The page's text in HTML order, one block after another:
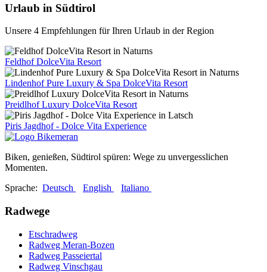
Urlaub in Südtirol
Unsere 4 Empfehlungen für Ihren Urlaub in der Region
Feldhof DolceVita Resort
Lindenhof Pure Luxury & Spa DolceVita Resort
Preidlhof Luxury DolceVita Resort
Piris Jagdhof - Dolce Vita Experience
Biken, genießen, Südtirol spüren: Wege zu unvergesslichen
Momenten.
Sprache: Deutsch English Italiano
Radwege
Etschradweg
Radweg Meran-Bozen
Radweg Passeiertal
Radweg Vinschgau